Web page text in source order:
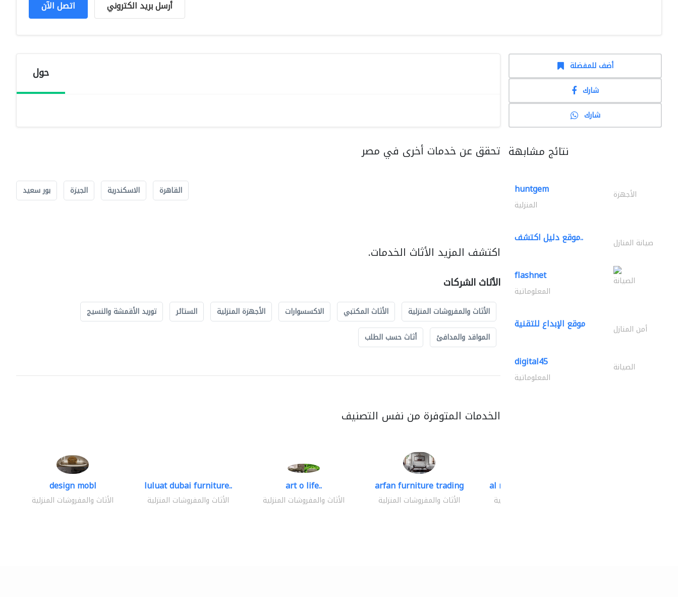
اتصل الآن أرسل بريد الكتروني
حول
تحقق عن خدمات أخرى في مصر
القاهرة الاسكندرية الجيزة بور سعيد
اكتشف المزيد الأثاث الخدمات.
الأثاث الشركات
الأثاث والمفروشات المنزلية الأثاث المكتبي الاكسسوارات الأجهزة المنزلية الستائر
توريد الأقمشة والنسيج
المواقد والمدافئ
أثاث حسب الطلب
الخدمات المتوفرة من نفس التصنيف
design mobl
الأثاث والمفروشات المنزلية
luluat dubai furniture..
الأثاث والمفروشات المنزلية
art o life..
الأثاث والمفروشات المنزلية
arfan furniture trading
الأثاث والمفروشات المنزلية
al mashrabia furniture..
الأثاث والمفروشات المنزلية
أضف للمفضلة
شارك
شارك
نتائج مشابهة
huntgem الأجهزة
المنزلية
موقع دليل اكتشف.. صيانة المنازل
flashnet الصيانة
المعلوماتية
موقع الإبداع للتقنية أمن المنازل
digital45 الصيانة
المعلوماتية